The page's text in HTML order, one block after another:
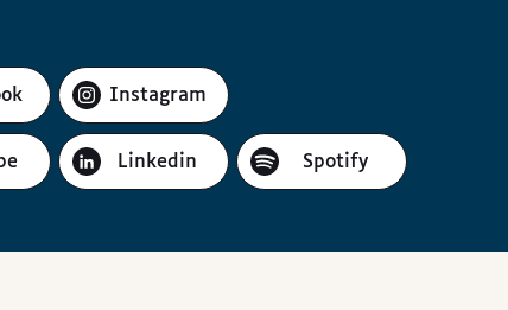
Instagram
Linkedin Spotify